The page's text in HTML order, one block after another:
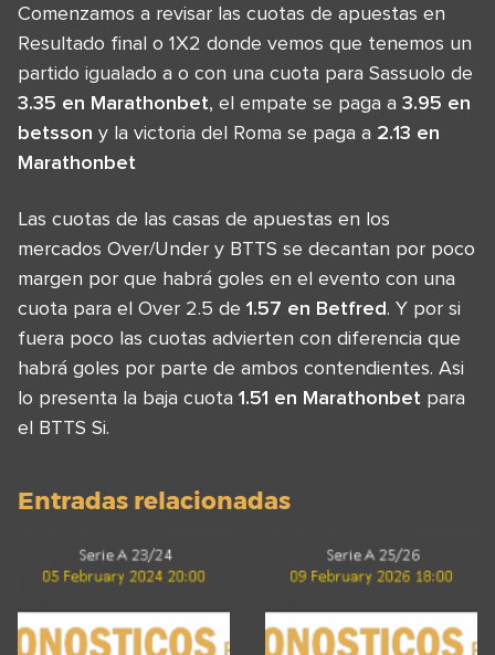
Comenzamos a revisar las cuotas de apuestas en
Resultado final o 1X2 donde vemos que tenemos un
partido igualado a o con una cuota para Sassuolo de
3.35 en Marathonbet, el empate se paga a 3.95 en
betsson y la victoria del Roma se paga a 2.13 en
Marathonbet
Las cuotas de las casas de apuestas en los
mercados Over/Under y BTTS se decantan por poco
margen por que habrá goles en el evento con una
cuota para el Over 2.5 de 1.57 en Betfred. Y por si
fuera poco las cuotas advierten con diferencia que
habrá goles por parte de ambos contendientes. Asi
lo presenta la baja cuota 1.51 en Marathonbet para
el BTTS Si.
Entradas relacionadas